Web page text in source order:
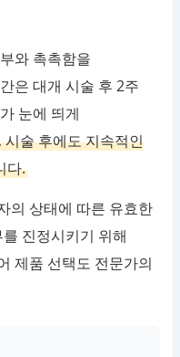
와 촉촉함을
은 대개 시술 후 2주
눈에 띄게
술 후에도 지속적인
다.
의 상태에 따른 유효한
진정시키기 위해
제품 선택도 전문가의